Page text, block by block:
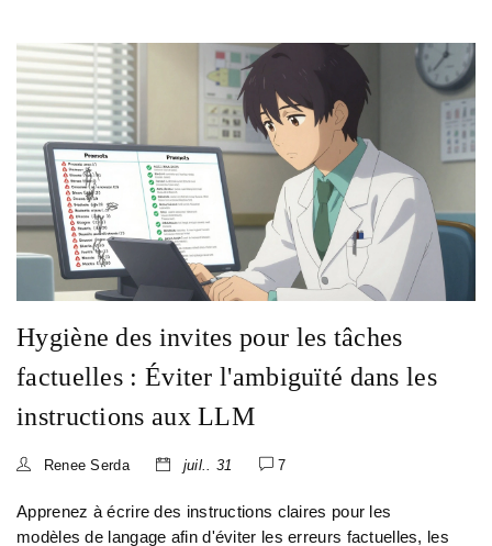
Hygiène des invites pour les tâches
factuelles : Éviter l'ambiguïté dans les
instructions aux LLM
Renee Serda juil.. 31 7
Apprenez à écrire des instructions claires pour les
modèles de langage afin d'éviter les erreurs factuelles, les